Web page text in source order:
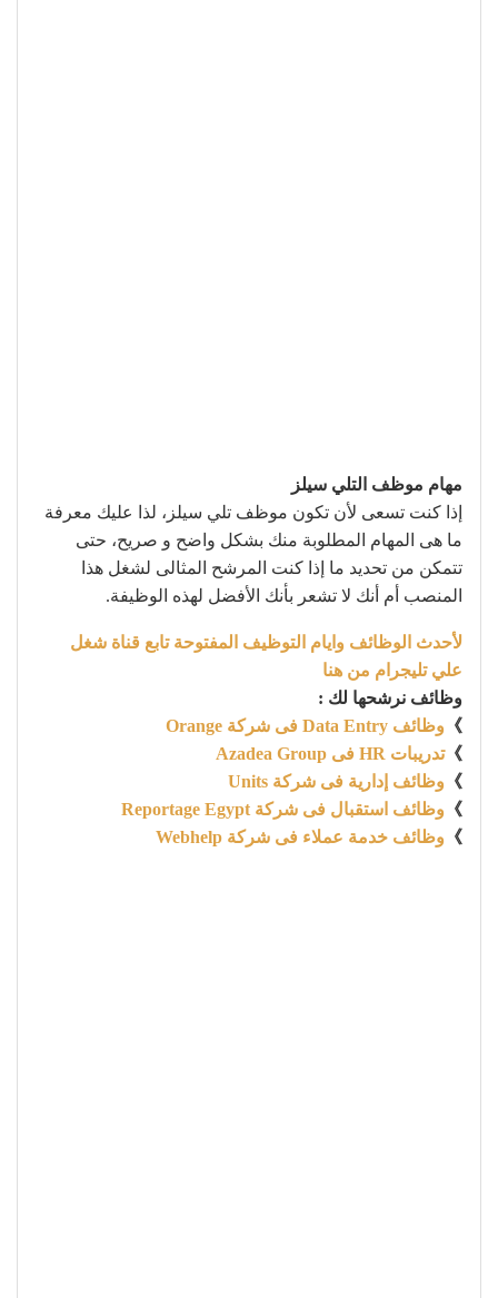
مهام موظف التلي سيلز
إذا كنت تسعى لأن تكون موظف تلي سيلز، لذا عليك معرفة
ما هى المهام المطلوبة منك بشكل واضح و صريح، حتى
تتمكن من تحديد ما إذا كنت المرشح المثالى لشغل هذا
المنصب أم أنك لا تشعر بأنك الأفضل لهذه الوظيفة.
لأحدث الوظائف وايام التوظيف المفتوحة تابع قناة شغل
علي تليجرام من هنا
وظائف نرشحها لك :
》 وظائف Data Entry فى شركة Orange
》تدريبات HR فى Azadea Group
》 وظائف إدارية فى شركة Units
》 وظائف استقبال فى شركة Reportage Egypt
》 وظائف خدمة عملاء فى شركة Webhelp